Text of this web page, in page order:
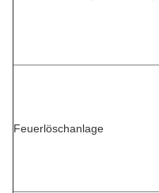
Feuerlöschanlage